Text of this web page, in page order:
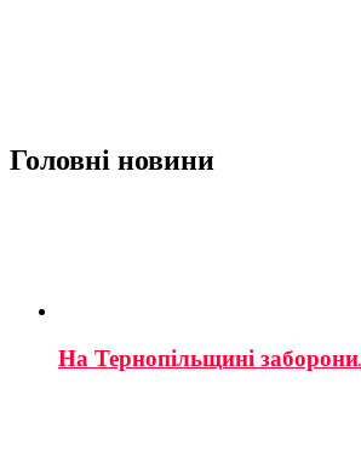
Головні новини
На Тернопільщині